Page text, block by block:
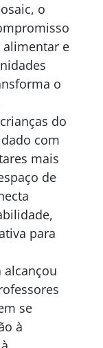
o
alimentar e
o
do
com
mais
de
para
alcançou
se
à